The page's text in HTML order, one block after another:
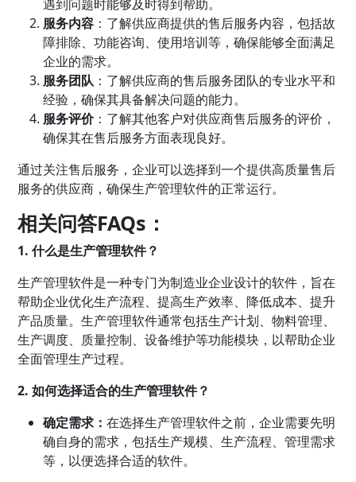
遇到问题时能够及时得到帮助。
服务内容 ：了解供应商提供的售后服务内容，包括故
障排除、功能咨询、使用培训等，确保能够全面满足
企业的需求。
服务团队 ：了解供应商的售后服务团队的专业水平和
经验，确保其具备解决问题的能力。
服务评价：了解其他客户对供应商售后服务的评价，
确保其在售后服务方面表现良好。
通过关注售后服务，企业可以选择到一个提供高质量售后
服务的供应商，确保生产管理软件的正常运行。
相关问答FAQs：
1. 什么是生产管理软件？
生产管理软件是一种专门为制造业企业设计的软件，旨在
帮助企业优化生产流程、提高生产效率、降低成本、提升
产品质量。生产管理软件通常包括生产计划、物料管理、
生产调度、质量控制、设备维护等功能模块，以帮助企业
全面管理生产过程。
2. 如何选择适合的生产管理软件？
确定需求：在选择生产管理软件之前，企业需要先明
确自身的需求，包括生产规模、生产流程、管理需求
等，以便选择合适的软件。